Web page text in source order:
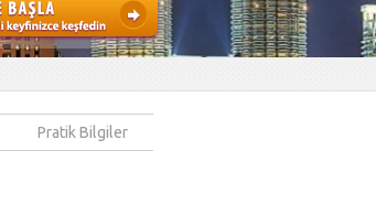
Pratik Bilgiler